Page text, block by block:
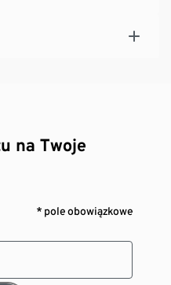
na Twoje
* pole obowiązkowe